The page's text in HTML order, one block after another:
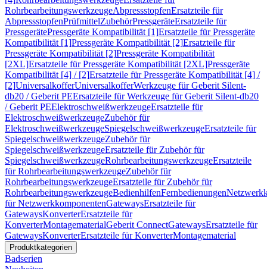
RohrbearbeitungswerkzeugeAbpressstopfenErsatzteile für
AbpressstopfenPrüfmittelZubehörPressgeräteErsatzteile für
PressgerätePressgeräte Kompatibilität [1]Ersatzteile für Pressgeräte
Kompatibilität [1]Pressgeräte Kompatibilität [2]Ersatzteile für
Pressgeräte Kompatibilität [2]Pressgeräte Kompatibilität
[2XL]Ersatzteile für Pressgeräte Kompatibilität [2XL]Pressgeräte
Kompatibilität [4] / [2]Ersatzteile für Pressgeräte Kompatibilität [4] /
[2]UniversalkofferUniversalkofferWerkzeuge für Geberit Silent-
db20 / Geberit PEErsatzteile für Werkzeuge für Geberit Silent-db20
/ Geberit PEElektroschweißwerkzeugeErsatzteile für
ElektroschweißwerkzeugeZubehör für
ElektroschweißwerkzeugeSpiegelschweißwerkzeugeErsatzteile für
SpiegelschweißwerkzeugeZubehör für
SpiegelschweißwerkzeugeErsatzteile für Zubehör für
SpiegelschweißwerkzeugeRohrbearbeitungswerkzeugeErsatzteile
für RohrbearbeitungswerkzeugeZubehör für
RohrbearbeitungswerkzeugeErsatzteile für Zubehör für
RohrbearbeitungswerkzeugeBedienhilfenFernbedienungen
für NetzwerkkomponentenGatewaysErsatzteile für
GatewaysKonverterErsatzteile für
KonverterMontagematerialGeberit ConnectGatewaysErsatzteile für
GatewaysKonverterErsatzteile für KonverterMontagematerial
Produktkategorien
Badserien